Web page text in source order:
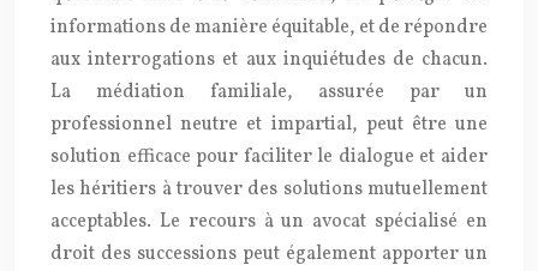
informations de manière équitable, et de répondre
aux interrogations et aux inquiétudes de chacun.
La médiation familiale, assurée par un
professionnel neutre et impartial, peut être une
solution efficace pour faciliter le dialogue et aider
les héritiers à trouver des solutions mutuellement
acceptables. Le recours à un avocat spécialisé en
droit des successions peut également apporter un